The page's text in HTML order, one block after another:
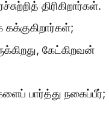
திரிகிறார்கள்.
கேட்கிறவன்
பார்த்து நகைப்பீர்;